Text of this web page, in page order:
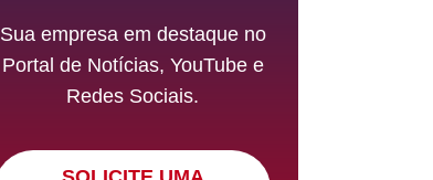
Sua empresa em destaque no
Portal de Notícias, YouTube e
Redes Sociais.